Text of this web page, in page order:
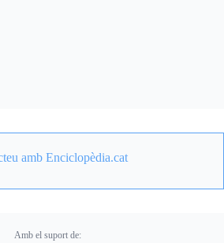
amb Enciclopèdia.cat
Amb el suport de: